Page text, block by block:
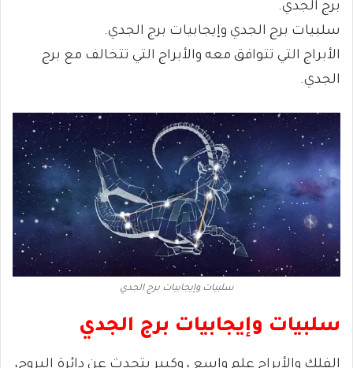
برج الجدي.
سلبيات برج الجدي وإيجابيات برج الجدي.
الأبراج التي تتوافق معه والأبراج التي تتخالف مع برج
الجدي.
سلبيات وإيجابيات برج الجدي
سلبيات وإيجابيات برج الجدي
الفلك والأبراج علم واسع ، وكبير يتحدث عن دائرة البروج،